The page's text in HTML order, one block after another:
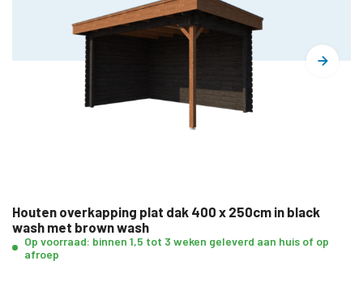
Houten overkapping plat dak 400 x 250cm in black
wash met brown wash
Op voorraad: binnen 1,5 tot 3 weken geleverd aan huis of op
afroep